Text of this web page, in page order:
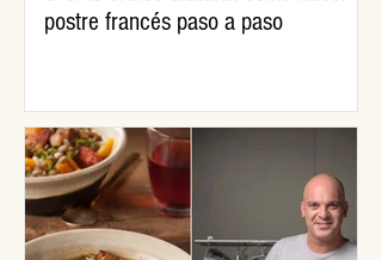
postre francés paso a paso